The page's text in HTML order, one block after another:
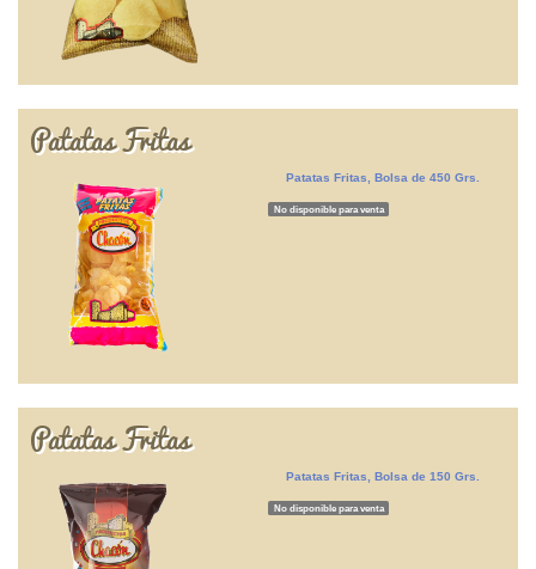
Patatas Fritas
Patatas Fritas, Bolsa de 450 Grs.
No disponible para venta
Patatas Fritas
Patatas Fritas, Bolsa de 150 Grs.
No disponible para venta